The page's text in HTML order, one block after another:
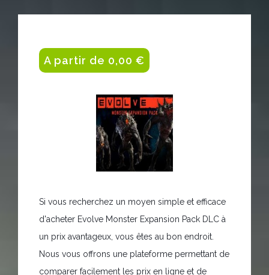
A partir de 0,00 €
Si vous recherchez un moyen simple et efficace
d'acheter Evolve Monster Expansion Pack DLC à
un prix avantageux, vous êtes au bon endroit.
Nous vous offrons une plateforme permettant de
comparer facilement les prix en ligne et de